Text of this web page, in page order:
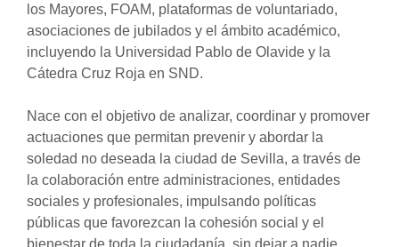
los Mayores, FOAM, plataformas de voluntariado,
asociaciones de jubilados y el ámbito académico,
incluyendo la Universidad Pablo de Olavide y la
Cátedra Cruz Roja en SND.
Nace con el objetivo de analizar, coordinar y promover
actuaciones que permitan prevenir y abordar la
soledad no deseada la ciudad de Sevilla, a través de
la colaboración entre administraciones, entidades
sociales y profesionales, impulsando políticas
públicas que favorezcan la cohesión social y el
bienestar de toda la ciudadanía, sin dejar a nadie